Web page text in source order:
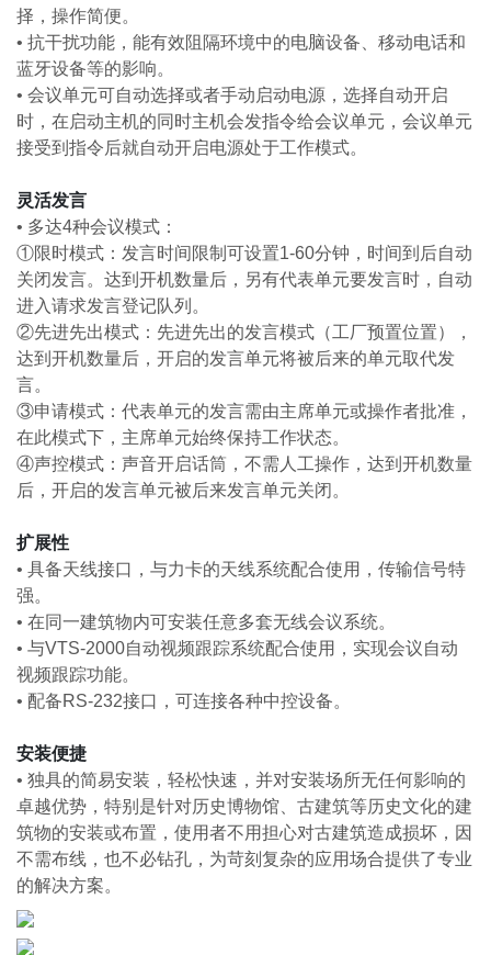
择，操作简便。
• 抗干扰功能，能有效阻隔环境中的电脑设备、移动电话和
蓝牙设备等的影响。
• 会议单元可自动选择或者手动启动电源，选择自动开启
时，在启动主机的同时主机会发指令给会议单元，会议单元
接受到指令后就自动开启电源处于工作模式。
灵活发言
• 多达4种会议模式：
①限时模式：发言时间限制可设置1-60分钟，时间到后自动
关闭发言。达到开机数量后，另有代表单元要发言时，自动
进入请求发言登记队列。
②先进先出模式：先进先出的发言模式（工厂预置位置），
达到开机数量后，开启的发言单元将被后来的单元取代发
言。
③申请模式：代表单元的发言需由主席单元或操作者批准，
在此模式下，主席单元始终保持工作状态。
④声控模式：声音开启话筒，不需人工操作，达到开机数量
后，开启的发言单元被后来发言单元关闭。
扩展性
• 具备天线接口，与力卡的天线系统配合使用，传输信号特
强。
• 在同一建筑物内可安装任意多套无线会议系统。
• 与VTS-2000自动视频跟踪系统配合使用，实现会议自动
视频跟踪功能。
• 配备RS-232接口，可连接各种中控设备。
安装便捷
• 独具的简易安装，轻松快速，并对安装场所无任何影响的
卓越优势，特别是针对历史博物馆、古建筑等历史文化的建
筑物的安装或布置，使用者不用担心对古建筑造成损坏，因
不需布线，也不必钻孔，为苛刻复杂的应用场合提供了专业
的解决方案。